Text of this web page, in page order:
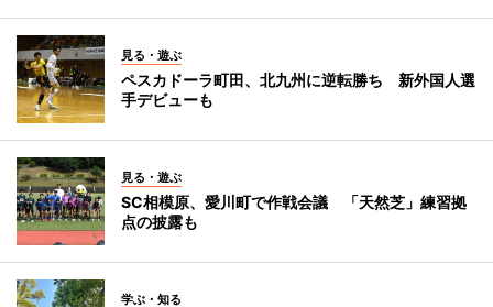
見る・遊ぶ
ペスカドーラ町田、北九州に逆転勝ち 新外国人選
手デビューも
見る・遊ぶ
SC相模原、愛川町で作戦会議 「天然芝」練習拠
点の披露も
学ぶ・知る